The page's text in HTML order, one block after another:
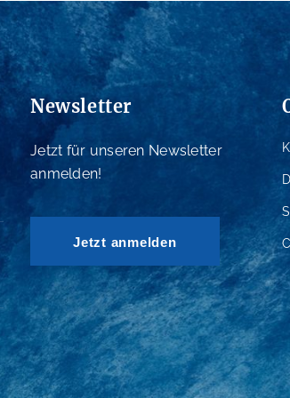
Newsletter
Jetzt für unseren Newsletter
anmelden!
Jetzt anmelden